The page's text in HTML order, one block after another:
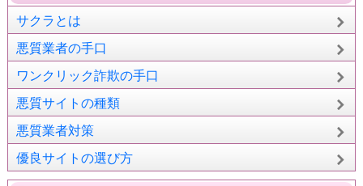
サクラとは
悪質業者の手口
ワンクリック詐欺の手口
悪質サイトの種類
悪質業者対策
優良サイトの選び方